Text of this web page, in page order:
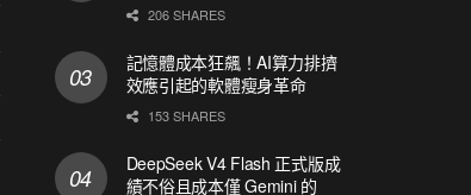
206 SHARES
記憶體成本狂飆！AI算力排擠
效應引起的軟體瘦身革命
153 SHARES
DeepSeek V4 Flash 正式版成
績不俗且成本僅 Gemini 的